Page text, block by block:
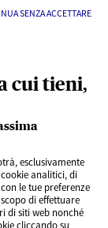
cui tieni,
esclusivamente
analitici, di
le tue preferenze
di effettuare
di siti web nonché
cliccando su
SENZA ACCETTARE